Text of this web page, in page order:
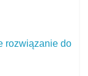
rozwiązanie do